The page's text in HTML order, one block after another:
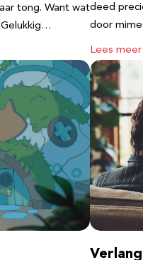
tong. Want watdeed
door
Lees meer